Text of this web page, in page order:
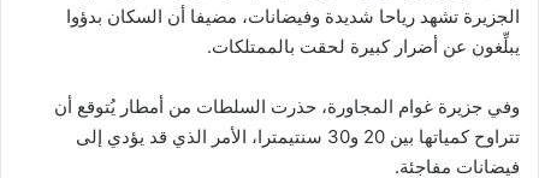
الجزيرة تشهد رياحا شديدة وفيضانات، مضيفا أن السكان بدؤوا
يبلِّغون عن أضرار كبيرة لحقت بالممتلكات.
وفي جزيرة غوام المجاورة، حذرت السلطات من أمطار يُتوقع أن
تتراوح كمياتها بين 20 و30 سنتيمترا، الأمر الذي قد يؤدي إلى
فيضانات مفاجئة.